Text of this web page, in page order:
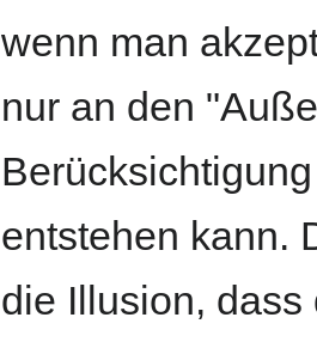
wenn man
nur an den
entstehen kann.
die Illusion,